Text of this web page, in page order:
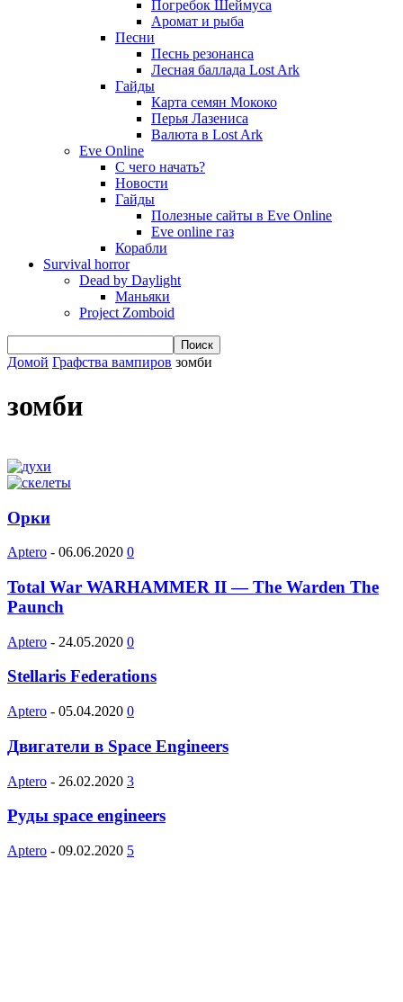
Погребок Шеймуса
Аромат и рыба
Песни
Песнь резонанса
Лесная баллада Lost Ark
Гайды
Карта семян Мококо
Перья Лазениса
Валюта в Lost Ark
Eve Online
С чего начать?
Новости
Гайды
Полезные сайты в Eve Online
Eve online газ
Корабли
Survival horror
Dead by Daylight
Маньяки
Project Zomboid
Домой Графства вампиров зомби
зомби
Орки
Aptero - 06.06.2020 0
Total War WARHAMMER II — The Warden The
Paunch
Aptero - 24.05.2020 0
Stellaris Federations
Aptero - 05.04.2020 0
Двигатели в Space Engineers
Aptero - 26.02.2020 3
Руды space engineers
Aptero - 09.02.2020 5